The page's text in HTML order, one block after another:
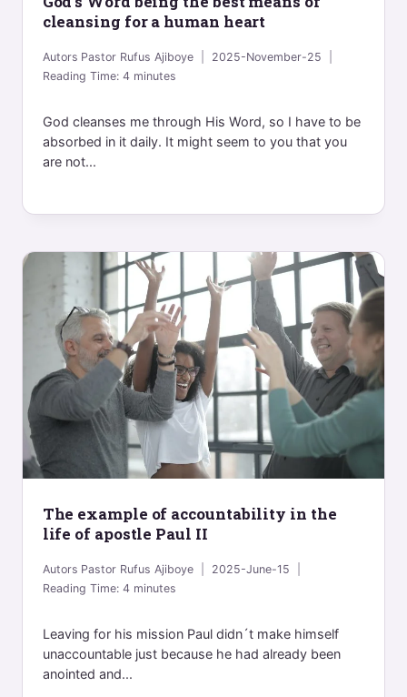
cleansing for a human heart
Autors Pastor Rufus Ajiboye
2025-November-25
Reading Time:4 minutes
God cleanses me through His Word, so I have to be
absorbed in it daily. It might seem to you that you
are not...
The example of accountability in the
life of apostle Paul II
Autors Pastor Rufus Ajiboye
2025-June-15
Reading Time:4 minutes
Leaving for his mission Paul didn´t make himself
unaccountable just because he had already been
anointed and...